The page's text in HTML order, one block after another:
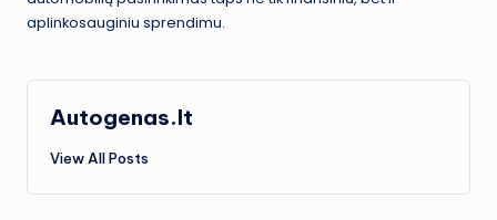
aplinkosauginiu sprendimu.
Autogenas.lt
View All Posts